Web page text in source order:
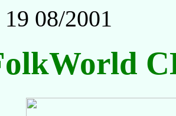
08/2001